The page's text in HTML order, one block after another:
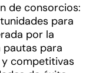
de consorcios:
para
por la
pautas para
competitivas